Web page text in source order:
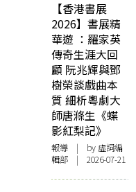
【香港書展
2026】書展精
華遊 ：羅家英
傳奇生涯大回
顧 阮兆輝與鄧
樹榮談戲曲本
質 細析粵劇大
師唐滌生《蝶
影紅梨記》
報導 | by 虛詞編
輯部 | 2026-07-21